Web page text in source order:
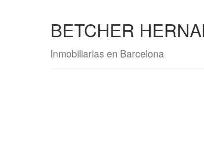
BETCHER
Inmobiliarias en Barcelona